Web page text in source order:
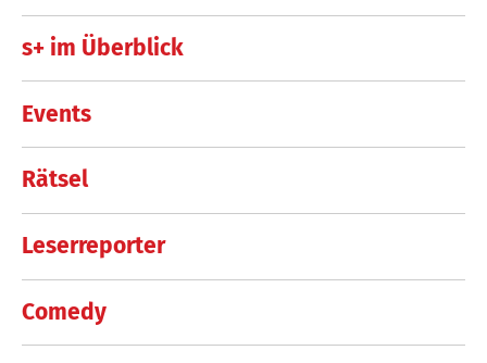
s+ im Überblick
Events
Rätsel
Leserreporter
Comedy